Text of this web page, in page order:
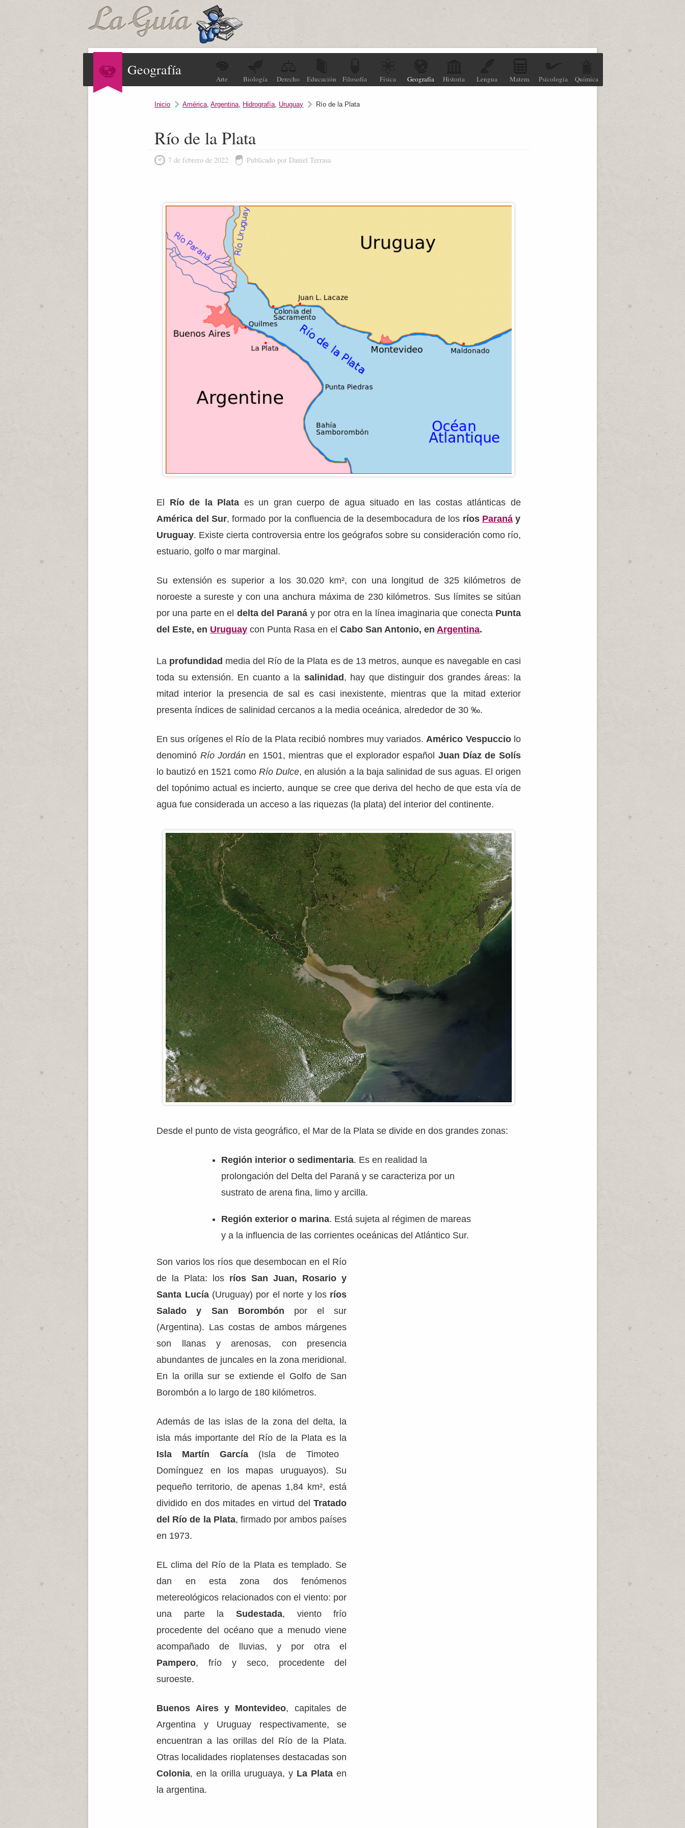
Geografía
Arte Biología Derecho Educación Filosofía Física Geografía Historia Lengua Matem. Psicología Química
Inicio América,Argentina, Hidrografía, Uruguay Río de la Plata
Río de la Plata
7 de febrero de 2022 Publicado por Daniel Terrasa
El Río de la Plata es un gran cuerpo de agua situado en las costas atlánticas de
América del Sur, formado por la confluencia de la desembocadura de los ríos Paranáy
Uruguay. Existe cierta controversia entre los geógrafos sobre su consideración como río,
estuario, golfo o mar marginal.
Su extensión es superior a los 30.020 km², con una longitud de 325 kilómetros de
noroeste a sureste y con una anchura máxima de 230 kilómetros. Sus límites se sitúan
por una parte en el delta del Paraná y por otra en la línea imaginaria que conecta Punta
del Este, en Uruguay con Punta Rasa en elCabo San Antonio, enArgentina.
La profundidad media del Río de la Plata es de 13 metros, aunque es navegable en casi
toda su extensión. En cuanto a la salinidad , hay que distinguir dos grandes áreas: la
mitad interior la presencia de sal es casi inexistente, mientras que la mitad exterior
presenta índices de salinidad cercanos a la media oceánica, alrededor de 30 ‰.
En sus orígenes el Río de la Plata recibió nombres muy variados.Américo Vespucciolo
denominó Río Jordán en 1501, mientras que el explorador español Juan Díaz de Solís
lo bautizó en 1521 comoRío Dulce, en alusión a la baja salinidad de sus aguas. El origen
del topónimo actual es incierto, aunque se cree que deriva del hecho de que esta vía de
agua fue considerada un acceso a las riquezas (la plata) del interior del continente.
Desde el punto de vista geográfico, el Mar de la Plata se divide en dos grandes zonas:
Región interior o sedimentaria. Es en realidad la
prolongación del Delta del Paraná y se caracteriza por un
sustrato de arena fina, limo y arcilla.
Región exterior o marina. Está sujeta al régimen de mareas
y a la influencia de las corrientes oceánicas del Atlántico Sur.
Son varios los ríos que desembocan en el Río
de la Plata: los ríos San Juan, Rosario y
Santa Lucía(Uruguay) por el norte y los ríos
Salado y San Borombón por el sur
(Argentina). Las costas de ambos márgenes
son llanas y arenosas, con presencia
abundantes de juncales en la zona meridional.
En la orilla sur se extiende el Golfo de San
Borombón a lo largo de 180 kilómetros.
Además de las islas de la zona del delta, la
isla más importante del Río de la Plata es la
Isla Martín García (Isla de Timoteo
Domínguez en los mapas uruguayos). Su
pequeño territorio, de apenas 1,84 km², está
dividido en dos mitades en virtud del Tratado
del Río de la Plata, firmado por ambos países
en 1973.
EL clima del Río de la Plata es templado. Se
dan en esta zona dos fenómenos
metereológicos relacionados con el viento: por
una parte laSudestada, viento frío
procedente del océano que a menudo viene
acompañado de lluvias, y por otra el
Pampero, frío y seco, procedente del
suroeste.
Buenos Aires y Montevideo, capitales de
Argentina y Uruguay respectivamente, se
encuentran a las orillas del Río de la Plata.
Otras localidades rioplatenses destacadas son
Colonia, en la orilla uruguaya, y La Plata en
la argentina.